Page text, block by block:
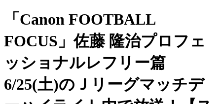
「Canon FOOTBALL
FOCUS」佐藤 隆治プロフェ
ッショナルレフリー篇
6/25(土)のＪリーグマッチデ